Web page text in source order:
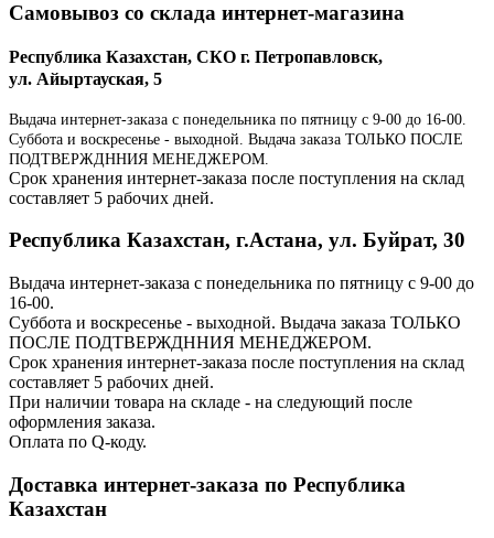
Самовывоз со склада интернет-магазина
Республика Казахстан, СКО г. Петропавловск,
ул. Айыртауская, 5
Выдача интернет-заказа с понедельника по пятницу с 9-00 до 16-00.
Суббота и воскресенье - выходной. Выдача заказа ТОЛЬКО ПОСЛЕ
ПОДТВЕРЖДННИЯ МЕНЕДЖЕРОМ.
Срок хранения интернет-заказа после поступления на склад
составляет 5 рабочих дней.
Республика Казахстан, г.Астана, ул. Буйрат, 30
Выдача интернет-заказа с понедельника по пятницу с 9-00 до
16-00.
Суббота и воскресенье - выходной. Выдача заказа ТОЛЬКО
ПОСЛЕ ПОДТВЕРЖДННИЯ МЕНЕДЖЕРОМ.
Срок хранения интернет-заказа после поступления на склад
составляет 5 рабочих дней.
При наличии товара на складе - на следующий после
оформления заказа.
Оплата по Q-коду.
Доставка интернет-заказа по Республика
Казахстан